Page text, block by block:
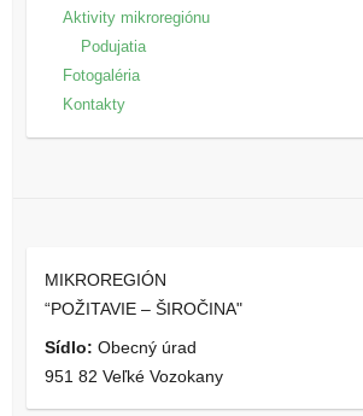
Aktivity mikroregiónu
Podujatia
Fotogaléria
Kontakty
MIKROREGIÓN
“POŽITAVIE – ŠIROČINA"
Sídlo: Obecný úrad
951 82 Veľké Vozokany